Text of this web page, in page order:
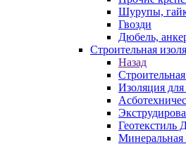
Шурупы,
Гвозди
Дюбель,
Строительная
Назад
Изоляция для
Геотекстиль
Минеральная